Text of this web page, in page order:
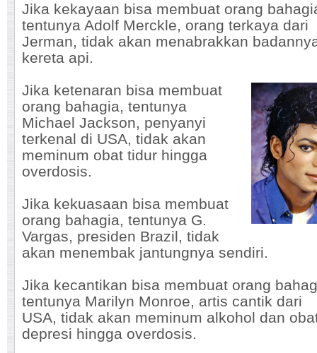
Jika kekayaan bisa membuat orang
tentunya Adolf Merckle, orang terkaya dari
Jerman, tidak akan menabrakkan
kereta api.
Jika ketenaran bisa membuat
orang bahagia, tentunya
Michael Jackson, penyanyi
terkenal di USA, tidak akan
meminum obat tidur hingga
overdosis.
Jika kekuasaan bisa membuat
orang bahagia, tentunya G.
Vargas, presiden Brazil, tidak
akan menembak jantungnya sendiri.
Jika kecantikan bisa membuat orang
tentunya Marilyn Monroe, artis cantik dari
USA, tidak akan meminum alkohol dan
depresi hingga overdosis.